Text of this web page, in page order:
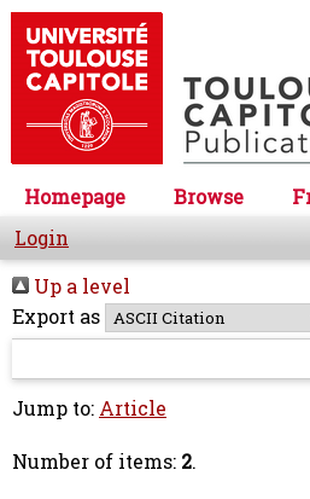
Homepage Browse
Login
Up a level
Export as
Jump to: Article
Number of items: 2.